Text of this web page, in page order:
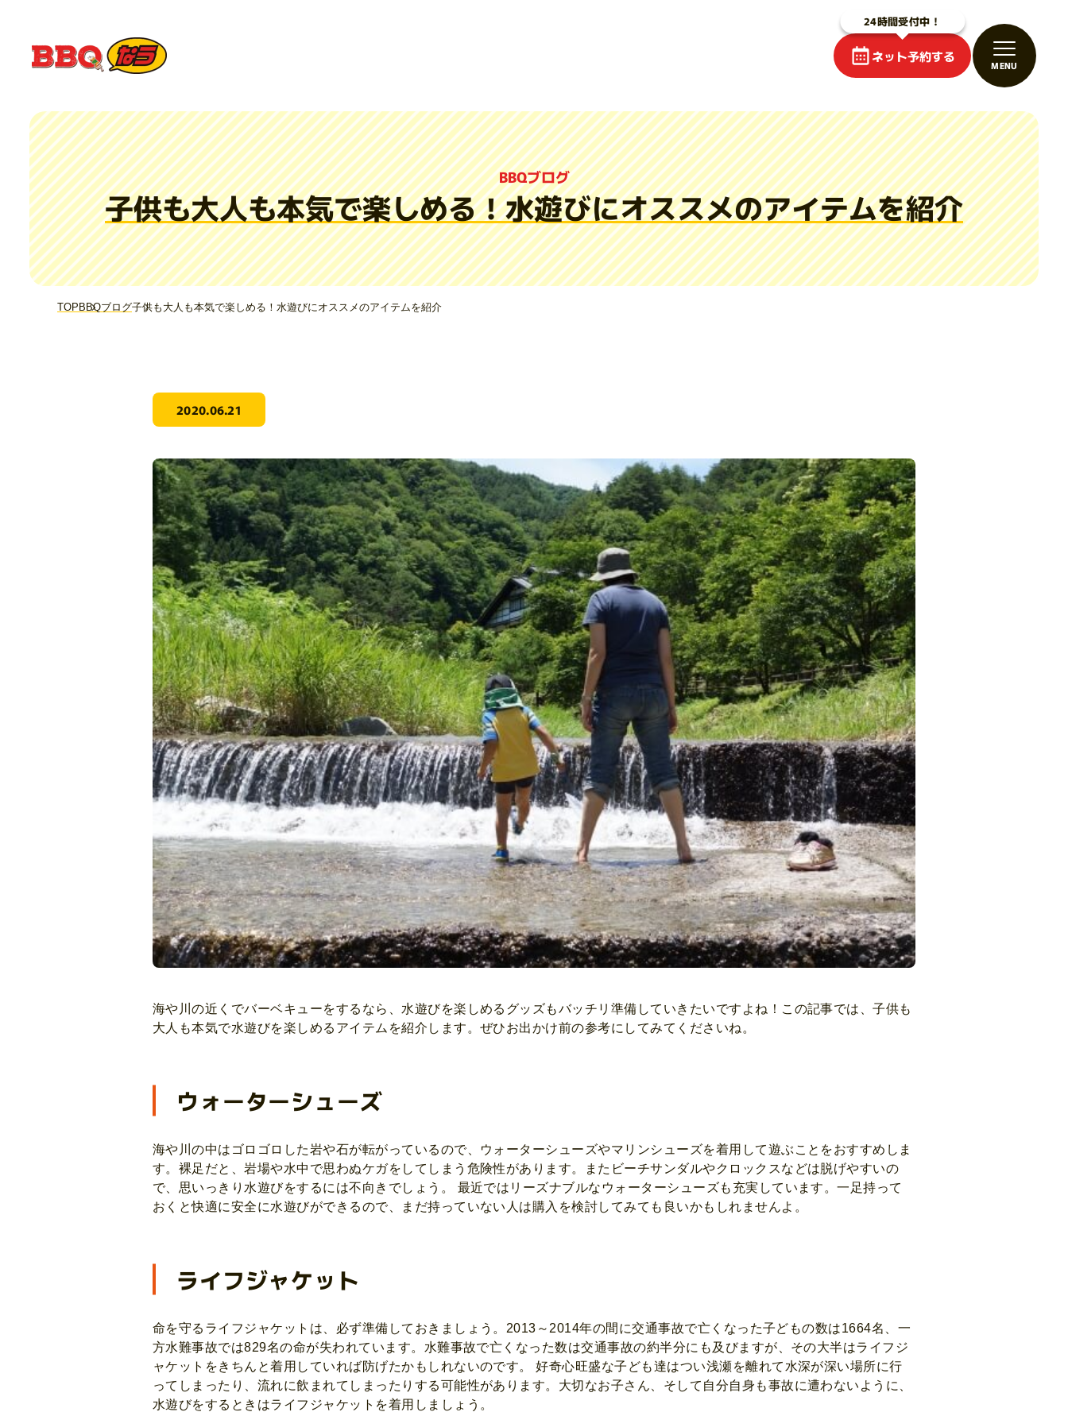
ネット予約する
BBQブログ
子供も大人も本気で楽しめる！水遊びにオススメのアイテムを紹介
TOP BBQブログ子供も大人も本気で楽しめる！水遊びにオススメのアイテムを紹介
2020.06.21
海や川の近くでバーベキューをするなら、水遊びを楽しめるグッズもバッチリ準備していきたいですよね！この記事では、子供も
大人も本気で水遊びを楽しめるアイテムを紹介します。ぜひお出かけ前の参考にしてみてくださいね。
ウォーターシューズ
海や川の中はゴロゴロした岩や石が転がっているので、ウォーターシューズやマリンシューズを着用して遊ぶことをおすすめしま
す。裸足だと、岩場や水中で思わぬケガをしてしまう危険性があります。またビーチサンダルやクロックスなどは脱げやすいの
で、思いっきり水遊びをするには不向きでしょう。 最近ではリーズナブルなウォーターシューズも充実しています。一足持って
おくと快適に安全に水遊びができるので、まだ持っていない人は購入を検討してみても良いかもしれませんよ。
ライフジャケット
命を守るライフジャケットは、必ず準備しておきましょう。2013～2014年の間に交通事故で亡くなった子どもの数は1664名、一
方水難事故では829名の命が失われています。水難事故で亡くなった数は交通事故の約半分にも及びますが、その大半はライフジ
ャケットをきちんと着用していれば防げたかもしれないのです。 好奇心旺盛な子ども達はつい浅瀬を離れて水深が深い場所に行
ってしまったり、流れに飲まれてしまったりする可能性があります。大切なお子さん、そして自分自身も事故に遭わないように、
水遊びをするときはライフジャケットを着用しましょう。